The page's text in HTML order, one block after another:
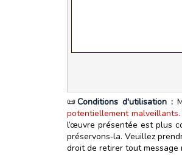
📜Conditions d'utilisation :
potentiellement malveillants.
l’œuvre présentée est plus
préservons‑la. Veuillez
droit de retirer tout